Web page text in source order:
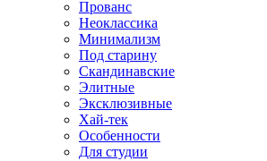
Прованс
Неоклассика
Минимализм
Под старину
Скандинавские
Элитные
Эксклюзивные
Хай-тек
Особенности
Для студии